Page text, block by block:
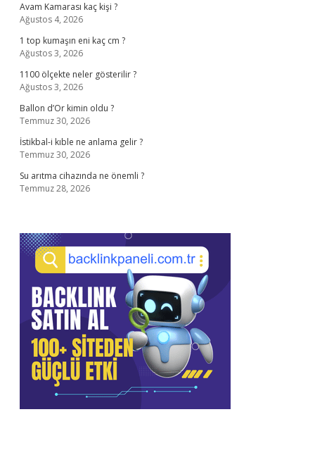
Avam Kamarası kaç kişi ?
Ağustos 4, 2026
1 top kumaşın eni kaç cm ?
Ağustos 3, 2026
1100 ölçekte neler gösterilir ?
Ağustos 3, 2026
Ballon d’Or kimin oldu ?
Temmuz 30, 2026
İstikbal-i kıble ne anlama gelir ?
Temmuz 30, 2026
Su arıtma cihazında ne önemli ?
Temmuz 28, 2026